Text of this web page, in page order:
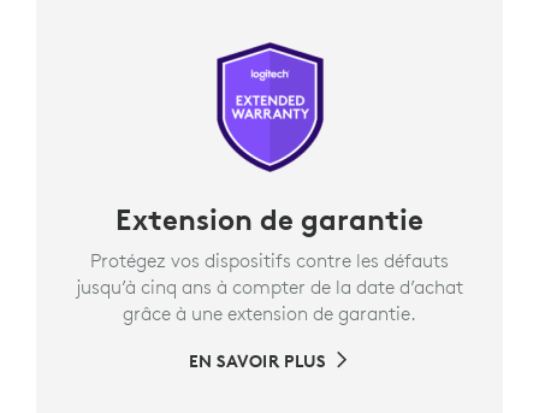
Extension de garantie
Protégez vos dispositifs contre les défauts
jusqu’à cinq ans à compter de la date d’achat
grâce à une extension de garantie.
EN SAVOIR PLUS